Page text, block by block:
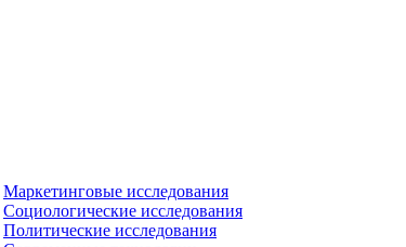
Маркетинговые исследования
Социологические исследования
Политические исследования